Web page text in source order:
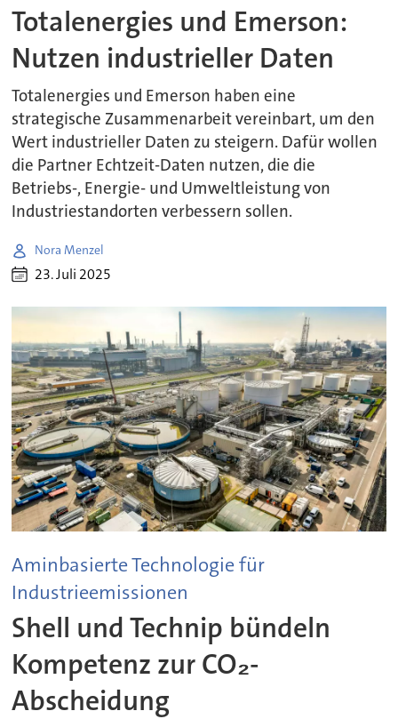
Totalenergies und Emerson:
Nutzen industrieller Daten
Totalenergies und Emerson haben eine
strategische Zusammenarbeit vereinbart, um den
Wert industrieller Daten zu steigern. Dafür wollen
die Partner Echtzeit-Daten nutzen, die die
Betriebs-, Energie- und Umweltleistung von
Industriestandorten verbessern sollen.
Nora Menzel
23. Juli 2025
Aminbasierte Technologie für
Industrieemissionen
Shell und Technip bündeln
Kompetenz zur CO₂-
Abscheidung